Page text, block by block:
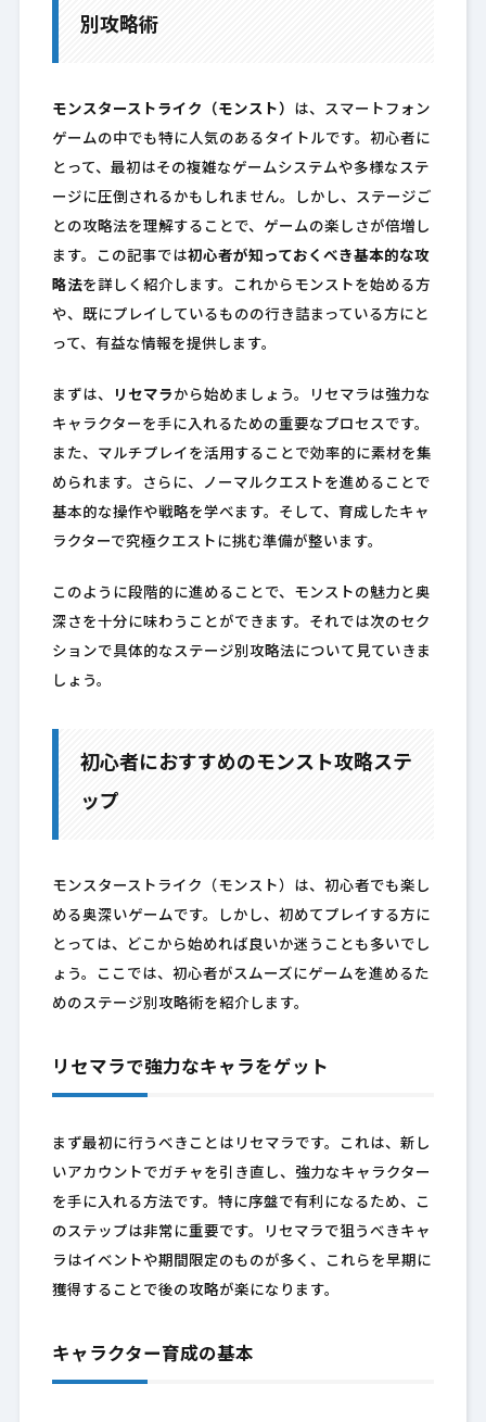
別攻略術
モンスターストライク（モンスト） は、スマートフォン
ゲームの中でも特に人気のあるタイトルです。初心者に
とって、最初はその複雑なゲームシステムや多様なステ
ージに圧倒されるかもしれません。しかし、ステージご
との攻略法を理解することで、ゲームの楽しさが倍増し
ます。この記事では初心者が知っておくべき基本的な攻
略法を詳しく紹介します。これからモンストを始める方
や、既にプレイしているものの行き詰まっている方にと
って、有益な情報を提供します。
まずは、 リセマラ から始めましょう。リセマラは強力な
キャラクターを手に入れるための重要なプロセスです。
また、マルチプレイを活用することで効率的に素材を集
められます。さらに、ノーマルクエストを進めることで
基本的な操作や戦略を学べます。そして、育成したキャ
ラクターで究極クエストに挑む準備が整います。
このように段階的に進めることで、モンストの魅力と奥
深さを十分に味わうことができます。それでは次のセク
ションで具体的なステージ別攻略法について見ていきま
しょう。
初心者におすすめのモンスト攻略ステ
ップ
モンスターストライク（モンスト）は、初心者でも楽し
める奥深いゲームです。しかし、初めてプレイする方に
とっては、どこから始めれば良いか迷うことも多いでし
ょう。ここでは、初心者がスムーズにゲームを進めるた
めのステージ別攻略術を紹介します。
リセマラで強力なキャラをゲット
まず最初に行うべきことはリセマラです。これは、新し
いアカウントでガチャを引き直し、強力なキャラクター
を手に入れる方法です。特に序盤で有利になるため、こ
のステップは非常に重要です。リセマラで狙うべきキャ
ラはイベントや期間限定のものが多く、これらを早期に
獲得することで後の攻略が楽になります。
キャラクター育成の基本